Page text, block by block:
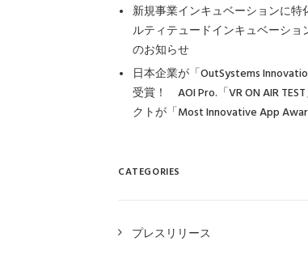
新規事業インキュベーションに特
ルティテュードインキュベーショ
のお知らせ
日本企業が「OutSystems
受賞！ AOI Pro.「VR ON AIR
クトが「Most Innovative App
CATEGORIES
プレスリリース